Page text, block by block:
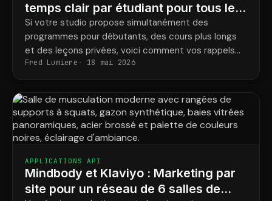
temps clair par étudiant pour tous les
programmes
Si votre studio propose simultanément des
programmes pour débutants, des cours plus longs
et des leçons privées, voici comment vos rappels
correspondent enfin aux réservations réelles de
chaque élève.
Fred Lumiere 18 mai 2026
APPLICATIONS API
Mindbody et Klaviyo : Marketing par
site pour un réseau de 6 salles de